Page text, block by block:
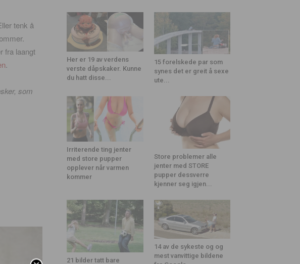
tenk å
fra laangt
.
som
Her er 19 av verdens
verste dåpskaker. Kunne
du hatt disse...
15 forelskede par som
synes det er greit å sexe
ute...
Irriterende ting jenter
med store pupper
opplever når varmen
kommer
Store problemer alle
jenter med STORE
pupper dessverre
kjenner seg igjen...
21 bilder tatt bare
14 av de sykeste og og
mest vanvittige bildene